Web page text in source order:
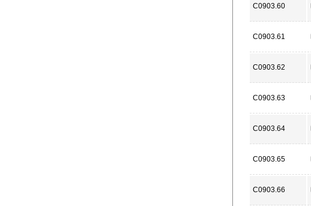
C0903.60
C0903.61
C0903.62
C0903.63
C0903.64
C0903.65
C0903.66